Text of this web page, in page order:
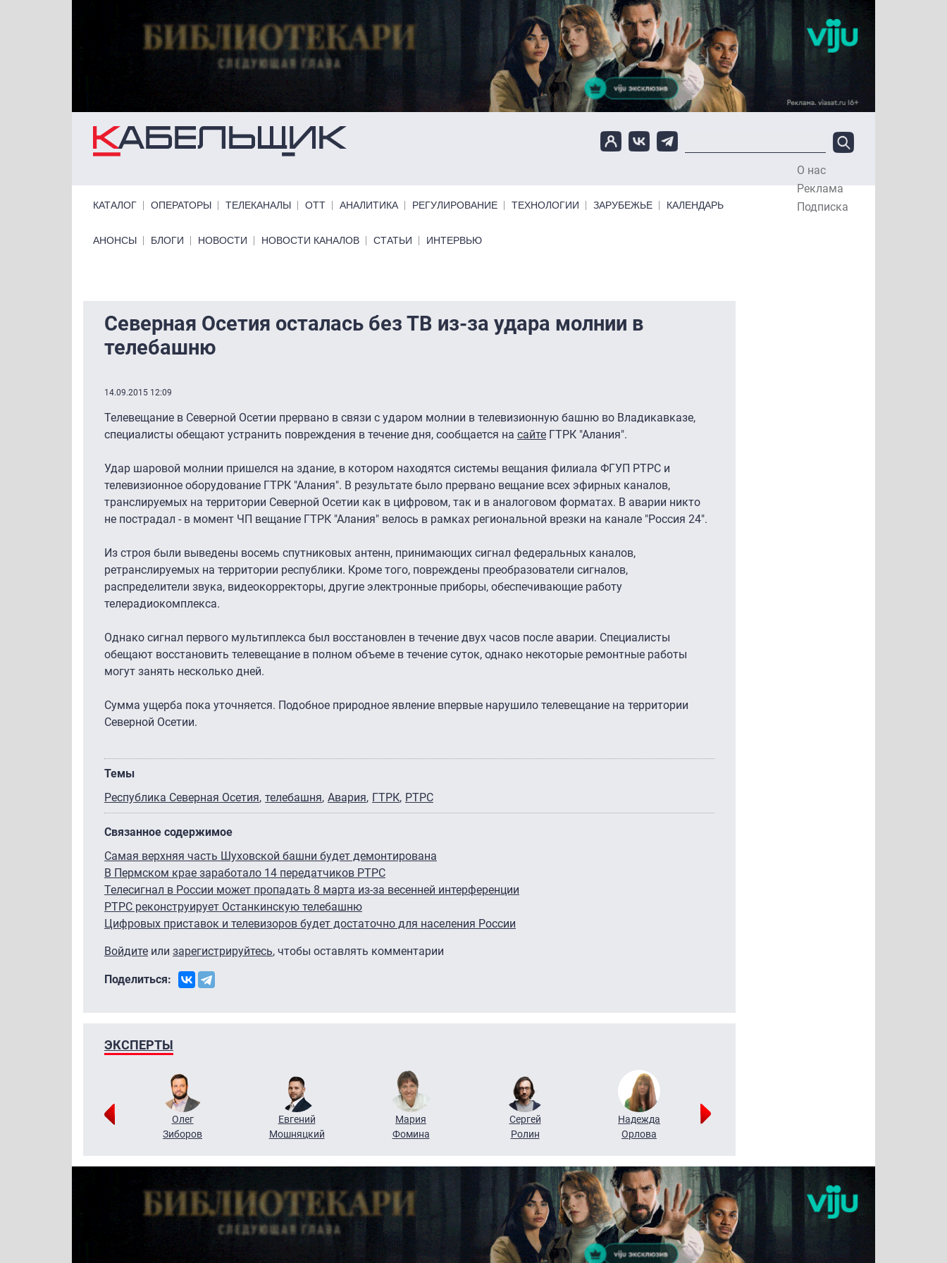
О нас
Реклама
Подписка
КАТАЛОГ ОПЕРАТОРЫ ТЕЛЕКАНАЛЫ ОТТ АНАЛИТИКА РЕГУЛИРОВАНИЕ ТЕХНОЛОГИИ ЗАРУБЕЖЬЕ КАЛЕНДАРЬ
Primary links bottom
АНОНСЫ БЛОГИ НОВОСТИ НОВОСТИ КАНАЛОВ СТАТЬИ ИНТЕРВЬЮ
Северная Осетия осталась без ТВ из-за удара молнии в
телебашню
14.09.2015 12:09
Телевещание в Северной Осетии прервано в связи с ударом молнии в телевизионную башню во Владикавказе,
специалисты обещают устранить повреждения в течение дня, сообщается на сайте ГТРК "Алания".
Удар шаровой молнии пришелся на здание, в котором находятся системы вещания филиала ФГУП РТРС и
телевизионное оборудование ГТРК "Алания". В результате было прервано вещание всех эфирных каналов,
транслируемых на территории Северной Осетии как в цифровом, так и в аналоговом форматах. В аварии никто
не пострадал - в момент ЧП вещание ГТРК "Алания" велось в рамках региональной врезки на канале "Россия 24".
Из строя были выведены восемь спутниковых антенн, принимающих сигнал федеральных каналов,
ретранслируемых на территории республики. Кроме того, повреждены преобразователи сигналов,
распределители звука, видеокорректоры, другие электронные приборы, обеспечивающие работу
телерадиокомплекса.
Однако сигнал первого мультиплекса был восстановлен в течение двух часов после аварии. Специалисты
обещают восстановить телевещание в полном объеме в течение суток, однако некоторые ремонтные работы
могут занять несколько дней.
Сумма ущерба пока уточняется. Подобное природное явление впервые нарушило телевещание на территории
Северной Осетии.
Темы
Республика Северная Осетия телебашня Авария ГТРК РТРС
Связанное содержимое
Самая верхняя часть Шуховской башни будет демонтирована
В Пермском крае заработало 14 передатчиков РТРС
Телесигнал в России может пропадать 8 марта из-за весенней интерференции
РТРС реконструирует Останкинскую телебашню
Цифровых приставок и телевизоров будет достаточно для населения России
Войдите или зарегистрируйтесь, чтобы оставлять комментарии
Поделиться:
ЭКСПЕРТЫ
Олег
Зиборов
Евгений
Мошняцкий
Мария
Фомина
Сергей
Ролин
Надежда
Орлова